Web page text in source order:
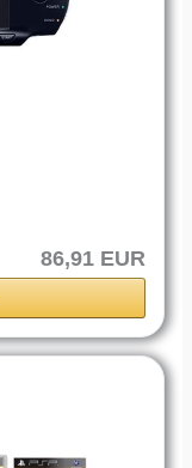
86,91 EUR